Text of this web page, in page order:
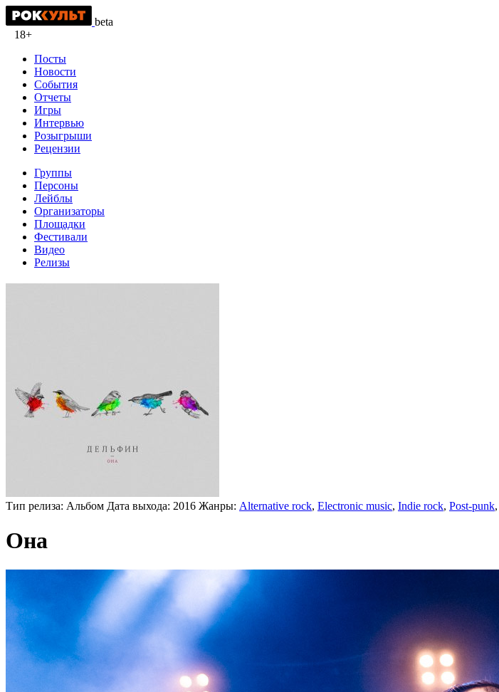
beta
18+
Посты
Новости
События
Отчеты
Игры
Интервью
Розыгрыши
Рецензии
Группы
Персоны
Лейблы
Организаторы
Площадки
Фестивали
Видео
Релизы
Тип релиза: Альбом Дата выхода: 2016 Жанры: Alternative rock, Electronic music, Indie rock, Post-punk,
Она